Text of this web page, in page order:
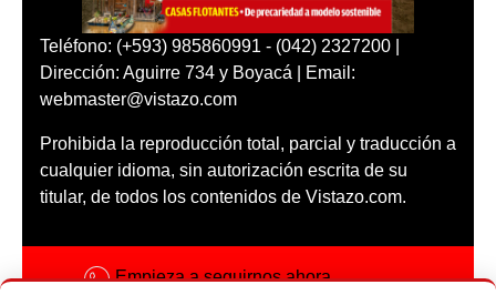
Teléfono: (+593) 985860991 - (042) 2327200 |
Dirección: Aguirre 734 y Boyacá | Email:
webmaster@vistazo.com
Prohibida la reproducción total, parcial y traducción a
cualquier idioma, sin autorización escrita de su
titular, de todos los contenidos de Vistazo.com.
Empieza a seguirnos ahora